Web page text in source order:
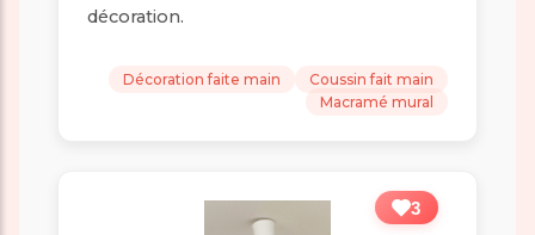
décoration.
Décoration faite main
Coussin fait main
Macramé mural
3